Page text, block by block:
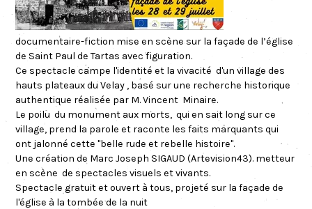
documentaire-fiction mise en scène sur la façade de l’église
de Saint Paul de Tartas avec figuration.
Ce spectacle campe l'identité et la vivacité d'un village des
hauts plateaux du Velay , basé sur une recherche historique
authentique réalisée par M. Vincent Minaire.
Le poilu du monument aux morts, qui en sait long sur ce
village, prend la parole et raconte les faits marquants qui
ont jalonné cette "belle rude et rebelle histoire".
Une création de Marc Joseph SIGAUD (Artevision43). metteur
en scène de spectacles visuels et vivants.
Spectacle gratuit et ouvert à tous, projeté sur la façade de
l'église à la tombée de la nuit